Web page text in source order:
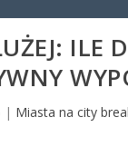
ILE
| Miasta na city